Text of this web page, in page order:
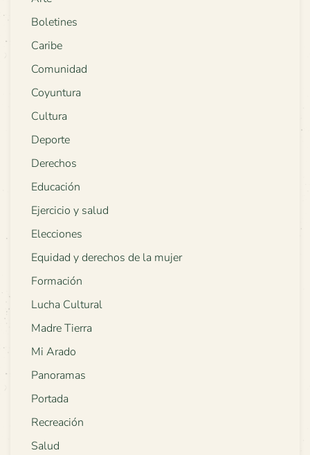
Boletines
Caribe
Comunidad
Coyuntura
Cultura
Deporte
Derechos
Educación
Ejercicio y salud
Elecciones
Equidad y derechos de la mujer
Formación
Lucha Cultural
Madre Tierra
Mi Arado
Panoramas
Portada
Recreación
Salud